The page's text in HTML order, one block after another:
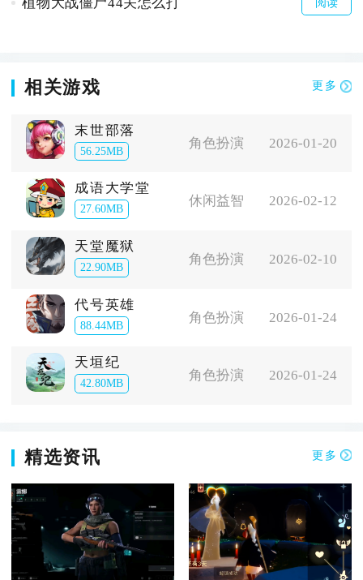
阅读
相关游戏 更多
末世部落
56.25MB
角色扮演 2026-01-20
成语大学堂
27.60MB
休闲益智 2026-02-12
天堂魔狱
22.90MB
角色扮演 2026-02-10
代号英雄
88.44MB
角色扮演 2026-01-24
天垣纪
42.80MB
角色扮演 2026-01-24
精选资讯 更多